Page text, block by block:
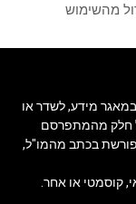
מהשימוש
מידע, לשדר או
חלק מהמתפרסם
בכתב מהמו"ל,
קוסמטי או אחר.